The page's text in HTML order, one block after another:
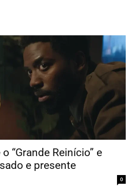
“Grande Reinício” e
e presente
0